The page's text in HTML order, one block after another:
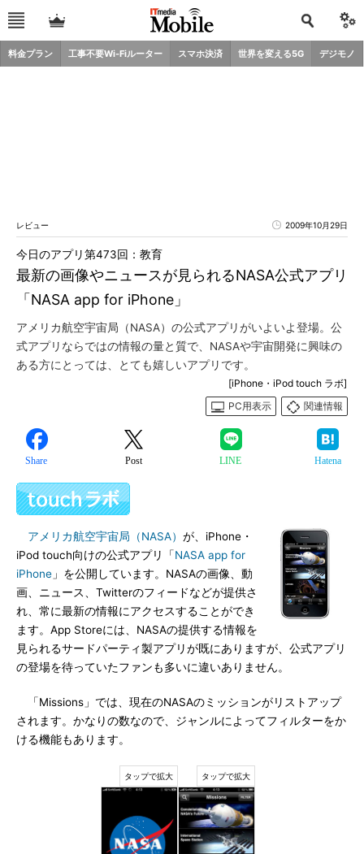
料金プラン 工事不要Wi-Fiルーター スマホ決済 世界を変える5G デジモノ
レビュー 2009年10月29日
最新の画像やニュースが見られるNASA公式アプリ
「NASA app for iPhone」
今日のアプリ第473回：教育
アメリカ航空宇宙局（NASA）の公式アプリがいよいよ登場。公
式アプリならではの情報の量と質で、NASAや宇宙開発に興味の
ある方にとっては、とても嬉しいアプリです。
[iPhone・iPod touch ラボ]
PC用表示
関連情報
Share Post LINE Hatena
アメリカ航空宇宙局（NASA） が、iPhone・
iPod touch向けの公式アプリ「NASA app for
iPhone 」を公開しています。NASAの画像、動
画、ニュース、Twitterのフィードなどが提供さ
れ、常に最新の情報にアクセスすることができ
ます。App Storeには、NASAの提供する情報を
見られるサードパーティ製アプリが既にありますが、公式アプリ
の登場を待っていたファンも多いに違いありません。
「Missions」では、現在のNASAのミッションがリストアップ
されます。かなりの数なので、ジャンルによってフィルターをか
ける機能もあります。